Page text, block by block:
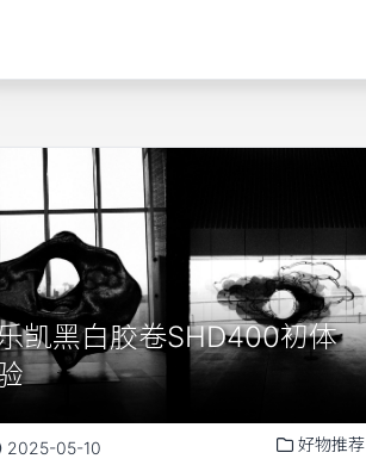
凯黑白胶卷SHD400初体
2025-05-10 好物推荐